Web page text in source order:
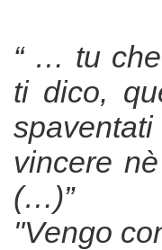
“ … tu
ti dico,
vincere
(…)”
"Vengo